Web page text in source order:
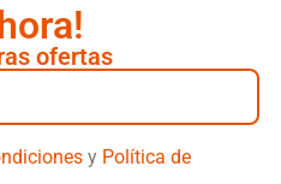
ofertas
y Política de